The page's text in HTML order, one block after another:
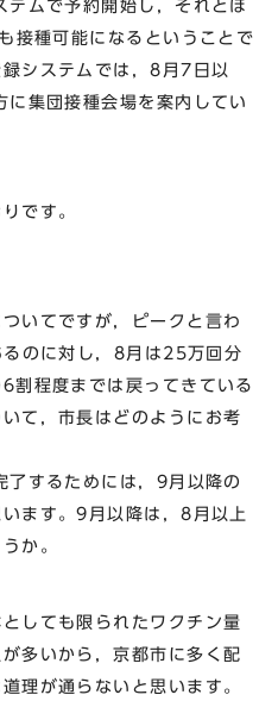
ムで予約開始し，それとほ
接種可能になるということで
システムでは，8月7日以
集団接種会場を案内してい
です。
いてですが，ピークと言わ
のに対し，8月は25万回分
割程度までは戻ってきている
て，市長はどのようにお考
するためには，9月以降の
ます。9月以降は，8月以上
か。
しても限られたワクチン量
多いから，京都市に多く配
理が通らないと思います。